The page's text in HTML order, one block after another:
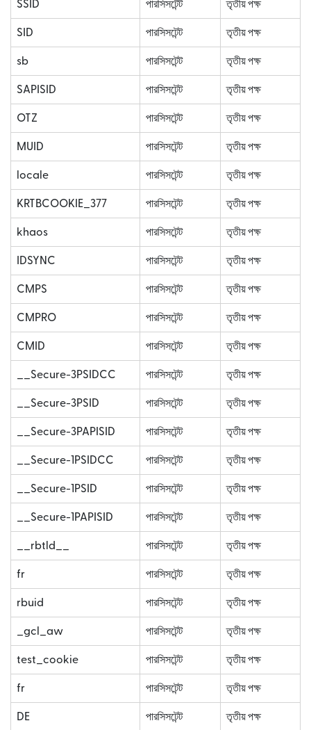
SSID পারসিসটেন্ট তৃতীয় পক্ষ
SID পারসিসটেন্ট তৃতীয় পক্ষ
sb পারসিসটেন্ট তৃতীয় পক্ষ
SAPISID পারসিসটেন্ট তৃতীয় পক্ষ
OTZ পারসিসটেন্ট তৃতীয় পক্ষ
MUID পারসিসটেন্ট তৃতীয় পক্ষ
locale পারসিসটেন্ট তৃতীয় পক্ষ
KRTBCOOKIE_377 পারসিসটেন্ট তৃতীয় পক্ষ
khaos পারসিসটেন্ট তৃতীয় পক্ষ
IDSYNC পারসিসটেন্ট তৃতীয় পক্ষ
CMPS পারসিসটেন্ট তৃতীয় পক্ষ
CMPRO পারসিসটেন্ট তৃতীয় পক্ষ
CMID পারসিসটেন্ট তৃতীয় পক্ষ
__Secure-3PSIDCC পারসিসটেন্ট তৃতীয় পক্ষ
__Secure-3PSID পারসিসটেন্ট তৃতীয় পক্ষ
__Secure-3PAPISID পারসিসটেন্ট তৃতীয় পক্ষ
__Secure-1PSIDCC পারসিসটেন্ট তৃতীয় পক্ষ
__Secure-1PSID পারসিসটেন্ট তৃতীয় পক্ষ
__Secure-1PAPISID পারসিসটেন্ট তৃতীয় পক্ষ
__rbtld__ পারসিসটেন্ট তৃতীয় পক্ষ
fr পারসিসটেন্ট তৃতীয় পক্ষ
rbuid পারসিসটেন্ট তৃতীয় পক্ষ
_gcl_aw পারসিসটেন্ট তৃতীয় পক্ষ
test_cookie পারসিসটেন্ট তৃতীয় পক্ষ
fr পারসিসটেন্ট তৃতীয় পক্ষ
DE পারসিসটেন্ট তৃতীয় পক্ষ